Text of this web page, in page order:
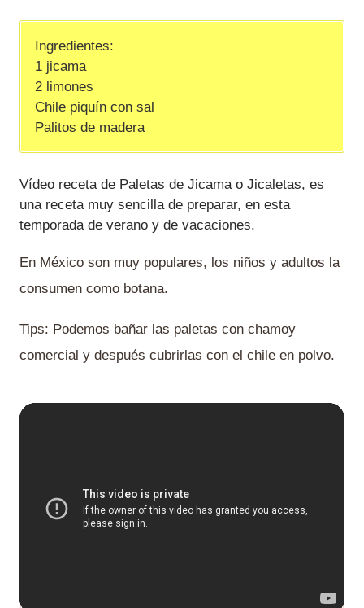
Ingredientes:
1 jicama
2 limones
Chile piquín con sal
Palitos de madera
Vídeo receta de Paletas de Jicama o Jicaletas, es
una receta muy sencilla de preparar, en esta
temporada de verano y de vacaciones.
En México son muy populares, los niños y adultos la
consumen como botana.
Tips: Podemos bañar las paletas con chamoy
comercial y después cubrirlas con el chile en polvo.